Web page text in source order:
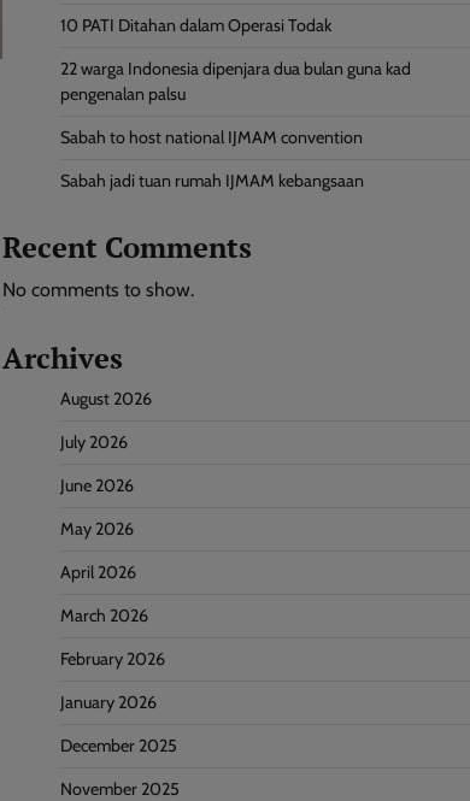
10 PATI Ditahan dalam Operasi Todak
22 warga Indonesia dipenjara dua bulan guna kad
pengenalan palsu
Sabah to host national IJMAM convention
Sabah jadi tuan rumah IJMAM kebangsaan
Recent Comments
No comments to show.
Archives
August 2026
July 2026
June 2026
May 2026
April 2026
March 2026
February 2026
January 2026
December 2025
November 2025